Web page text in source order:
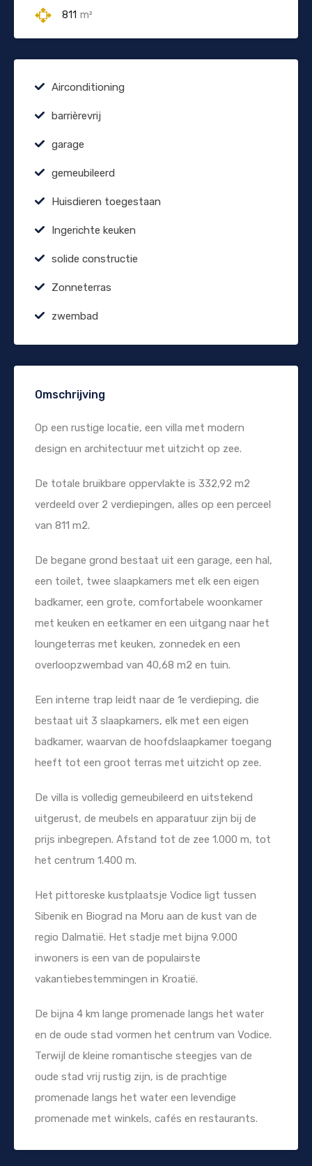
811 m²
Airconditioning
barrièrevrij
garage
gemeubileerd
Huisdieren toegestaan
Ingerichte keuken
solide constructie
Zonneterras
zwembad
Omschrijving
Op een rustige locatie, een villa met modern
design en architectuur met uitzicht op zee.
De totale bruikbare oppervlakte is 332,92 m2
verdeeld over 2 verdiepingen, alles op een perceel
van 811 m2.
De begane grond bestaat uit een garage, een hal,
een toilet, twee slaapkamers met elk een eigen
badkamer, een grote, comfortabele woonkamer
met keuken en eetkamer en een uitgang naar het
loungeterras met keuken, zonnedek en een
overloopzwembad van 40,68 m2 en tuin.
Een interne trap leidt naar de 1e verdieping, die
bestaat uit 3 slaapkamers, elk met een eigen
badkamer, waarvan de hoofdslaapkamer toegang
heeft tot een groot terras met uitzicht op zee.
De villa is volledig gemeubileerd en uitstekend
uitgerust, de meubels en apparatuur zijn bij de
prijs inbegrepen. Afstand tot de zee 1.000 m, tot
het centrum 1.400 m.
Het pittoreske kustplaatsje Vodice ligt tussen
Sibenik en Biograd na Moru aan de kust van de
regio Dalmatië. Het stadje met bijna 9.000
inwoners is een van de populairste
vakantiebestemmingen in Kroatië.
De bijna 4 km lange promenade langs het water
en de oude stad vormen het centrum van Vodice.
Terwijl de kleine romantische steegjes van de
oude stad vrij rustig zijn, is de prachtige
promenade langs het water een levendige
promenade met winkels, cafés en restaurants.